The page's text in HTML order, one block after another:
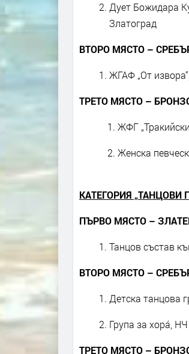
Дует Божидара
Златоград
ВТОРО МЯСТО –
ЖГАФ „От
ТРЕТО МЯСТО –
1. ЖФГ
2. Женска
КАТЕГОРИЯ „ТАНЦОВИ
ПЪРВО МЯСТО –
Танцов състав
ВТОРО МЯСТО –
Детска танцова
Група за хора́,
ТРЕТО МЯСТО –